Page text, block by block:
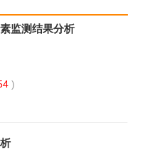
监测结果分析
)